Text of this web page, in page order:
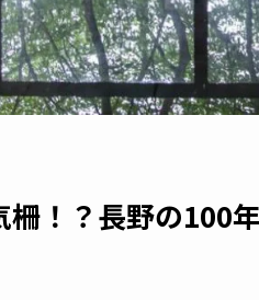
柵！？長野の100